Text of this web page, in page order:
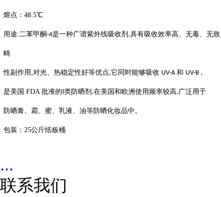
熔点： 48.5℃
用途:二苯甲酮-4是一种广谱紫外线吸收剂 ,具有吸收效率高、无毒、无致
畸
性副作用 ,对光、热稳定性好等优点,它同时能够吸收 UV-A 和 UV-B ,
是美国 FDA 批准的Ⅰ类防晒剂 ,在美国和欧洲使用频率较高,广泛用于
防晒膏、霜、蜜、乳液、油等防晒化妆品中。
包装： 25公斤纸板桶
...
联系我们